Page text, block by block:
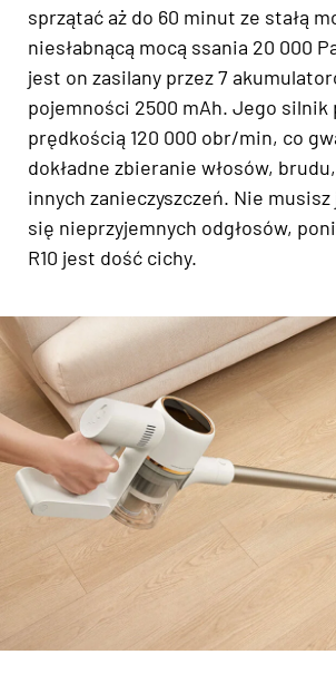
sprzątać aż do 60 minut ze stałą
niesłabnącą mocą ssania 20 000
jest on zasilany przez 7
pojemności 2500 mAh. Jego silnik
prędkością 120 000 obr/min, co
dokładne zbieranie włosów,
innych zanieczyszczeń. Nie
się nieprzyjemnych odgłosów,
R10 jest dość cichy.